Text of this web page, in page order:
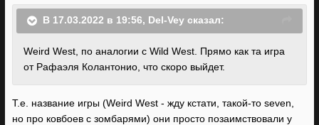
делает мир намного реалистичней.
Или например Райзен 3. Там есть магия вуду и пираты.
Но весь геймплей/сюжет/события не крутятся вокруг
магии вуду и пиратов там много совершенно обычных
В 17.03.2022 в 19:56, Del-Vey сказал:
Weird West, по аналогии с Wild West. Прямо как та игра
от Рафаэля Колантонио, что скоро выйдет.
Т.е. название игры (Weird West - жду кстати, такой-то seven,
но про ковбоев с зомбарями) они просто позаимствовали у